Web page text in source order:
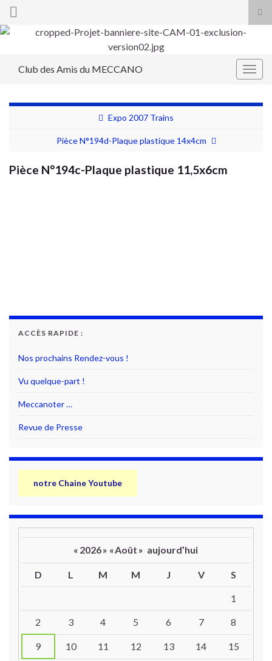
Search for:
Club des Amis du MECCANO
Expo 2007 Trains
Pièce N°194d-Plaque plastique 14x4cm
Pièce N°194c-Plaque plastique 11,5x6cm
ACCÈS RAPIDE :
Nos prochains Rendez-vous !
Vu quelque-part !
Meccanoter …
Revue de Presse
notre Chaine Youtube
« 2026» «Août » aujourd’hui
D L M M J V S
1
2 3 4 5 6 7 8
9 10 11 12 13 14 15